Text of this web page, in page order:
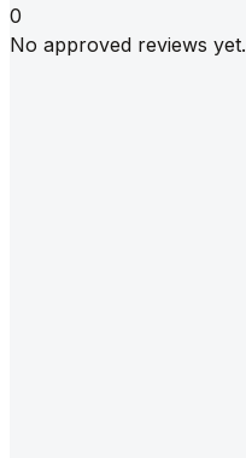
0
No approved reviews yet.